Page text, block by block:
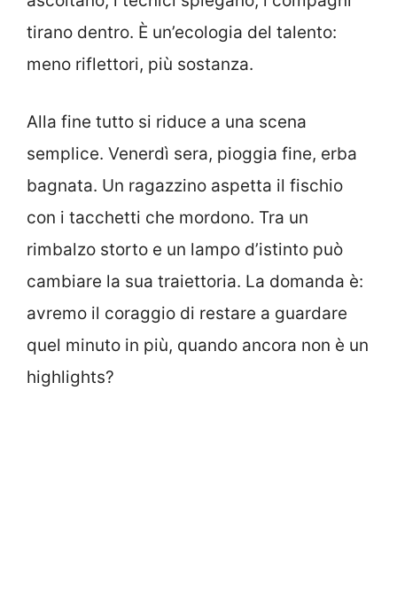
tirano dentro. È un’ecologia del talento:
meno riflettori, più sostanza.
Alla fine tutto si riduce a una scena
semplice. Venerdì sera, pioggia fine, erba
bagnata. Un ragazzino aspetta il fischio
con i tacchetti che mordono. Tra un
rimbalzo storto e un lampo d’istinto può
cambiare la sua traiettoria. La domanda è:
avremo il coraggio di restare a guardare
quel minuto in più, quando ancora non è un
highlights?